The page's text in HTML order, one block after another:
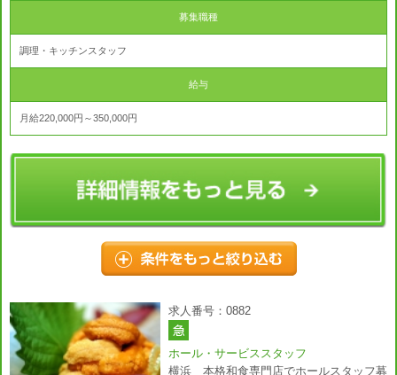
募集職種
調理・キッチンスタッフ
給与
月給220,000円～350,000円
求人番号：0882
ホール・サービススタッフ
横浜 本格和食専門店でホールスタッフ募